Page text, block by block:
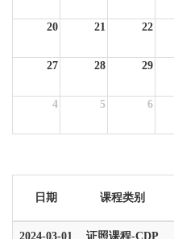
20 21 22
27 28 29
4 5 6
日期 课程类别
2024-03-01 证照课程-CDP